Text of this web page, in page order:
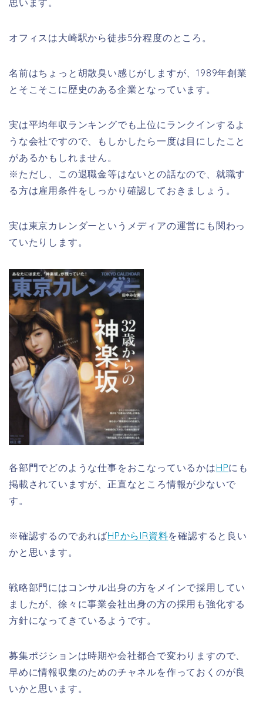
オフィスは大崎駅から徒歩5分程度のところ。
名前はちょっと胡散臭い感じがしますが、1989年創業
とそこそこに歴史のある企業となっています。
実は平均年収ランキングでも上位にランクインするよ
うな会社ですので、もしかしたら一度は目にしたこと
があるかもしれません。
※ただし、この退職金等はないとの話なので、就職す
る方は雇用条件をしっかり確認しておきましょう。
実は東京カレンダーというメディアの運営にも関わっ
ていたりします。
各部門でどのような仕事をおこなっているかはHPにも
掲載されていますが、正直なところ情報が少ないで
す。
※確認するのであればHPからIR資料を確認すると良い
かと思います。
戦略部門にはコンサル出身の方をメインで採用してい
ましたが、徐々に事業会社出身の方の採用も強化する
方針になってきているようです。
募集ポジションは時期や会社都合で変わりますので、
早めに情報収集のためのチャネルを作っておくのが良
いかと思います。